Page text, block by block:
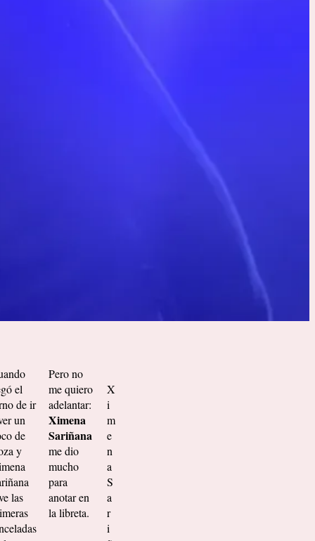
el
de ir
un
de
y
las
Pero no
me quiero
adelantar:
Ximena
Sariñana
me dio
mucho
para
anotar en
la libreta.
X
i
m
e
n
a
S
a
r
i